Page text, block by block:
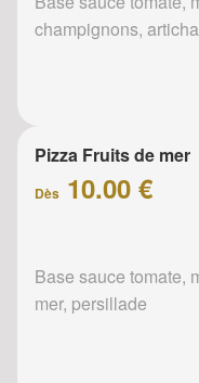
champignons,
Pizza Fruits de mer
Dès 10.00 €
Base sauce tomate,
mer, persillade